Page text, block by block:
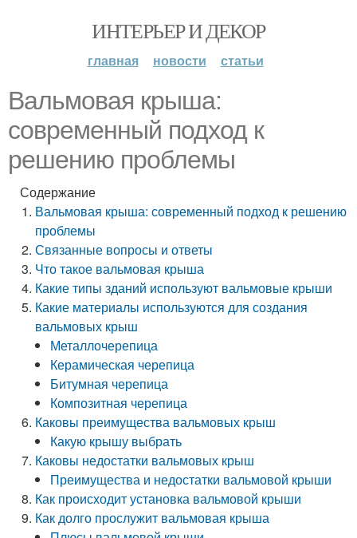
ИНТЕРЬЕР И ДЕКОР
главная новости статьи
Вальмовая крыша:
современный подход к
решению проблемы
Содержание
Вальмовая крыша: современный подход к решению
проблемы
Связанные вопросы и ответы
Что такое вальмовая крыша
Какие типы зданий используют вальмовые крыши
Какие материалы используются для создания
вальмовых крыш
Металлочерепица
Керамическая черепица
Битумная черепица
Композитная черепица
Каковы преимущества вальмовых крыш
Какую крышу выбрать
Каковы недостатки вальмовых крыш
Преимущества и недостатки вальмовой крыши
Как происходит установка вальмовой крыши
Как долго прослужит вальмовая крыша